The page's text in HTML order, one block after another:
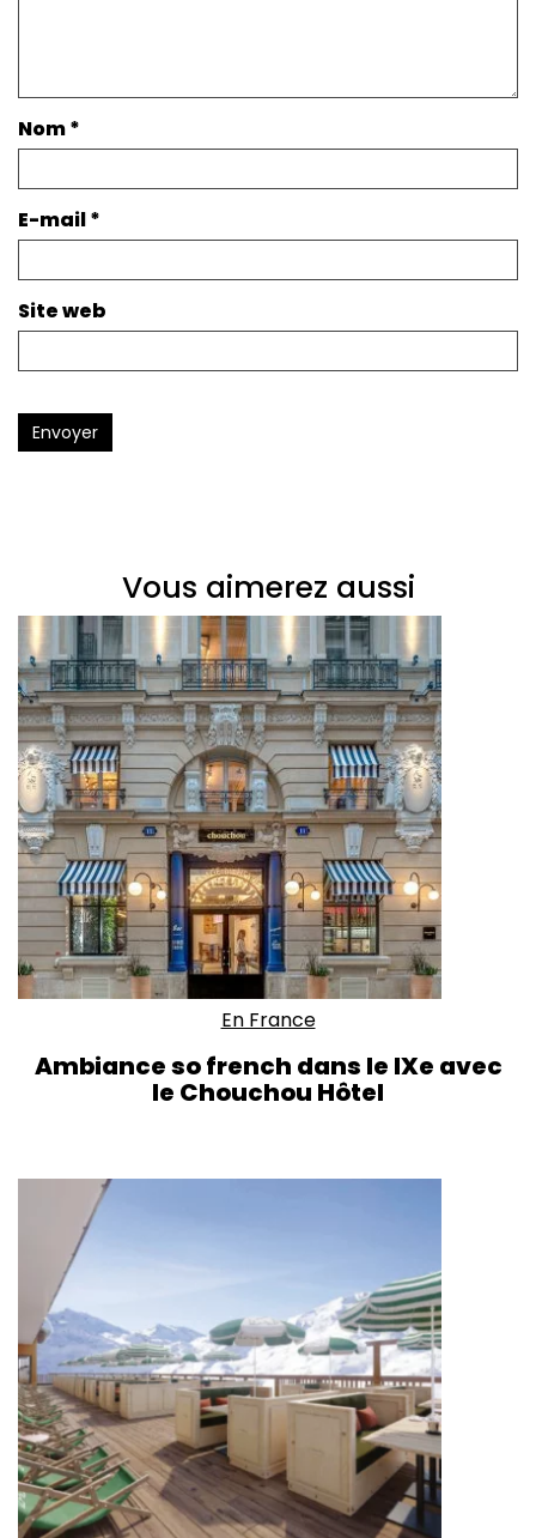
Nom*
E-mail*
Site web
Envoyer
Vous aimerez aussi
En France
Ambiance so french dans le IXe avec
le Chouchou Hôtel